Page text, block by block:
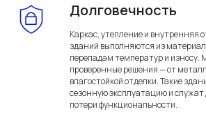
Долговечность
Каркас, утепление и внутренняя
зданий выполняются из
перепадам температур и износу.
проверенные решения — от
влагостойкой отделки. Такие
сезонную эксплуатацию и
потери функциональности.
Преимущества наших